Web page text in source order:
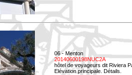
06 - Menton
20140600198NUC2A
hôtel de voyageurs dit Riviera
Elévation principale. Détails.